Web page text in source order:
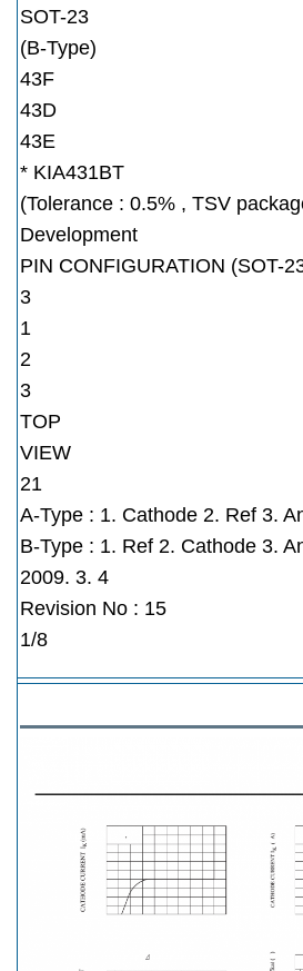
SOT-23
(B-Type)
43F
43D
43E
* KIA431BT
(Tolerance : 0.5% , TSV
Development
PIN CONFIGURATION (SOT-
3
1
2
3
TOP
VIEW
21
A-Type : 1. Cathode 2. Ref 3.
B-Type : 1. Ref 2. Cathode 3.
2009. 3. 4
Revision No : 15
1/8